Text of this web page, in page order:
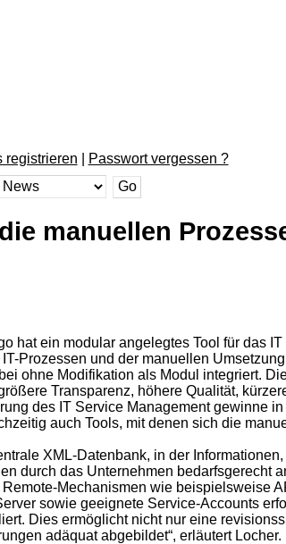
registrieren
Passwort vergessen ?
manuellen
hat ein modular angelegtes Tool für das
Prozessen und der manuellen
ohne Modifikation als Modul integriert.
Transparenz, höhere Qualität,
des IT Service Management
auch Tools, mit denen sich die
XML-Datenbank, in der
durch das Unternehmen
Mechanismen wie
sowie geeignete Service-Accounts
Dies ermöglicht nicht nur eine
adäquat abgebildet“, erläutert Locher.